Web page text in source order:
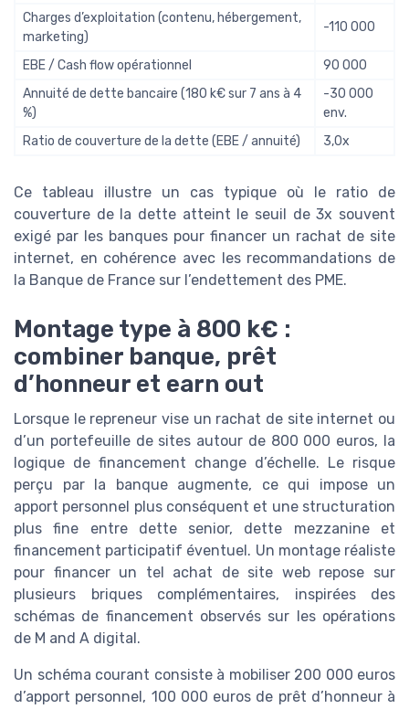
Charges d’exploitation (contenu, hébergement,
marketing)
-110 000
EBE / Cash flow opérationnel
90 000
Annuité de dette bancaire (180 k€ sur 7 ans à 4
%)
-30 000
env.
Ratio de couverture de la dette (EBE / annuité)
3,0x
Ce tableau illustre un cas typique où le ratio de
couverture de la dette atteint le seuil de 3x souvent
exigé par les banques pour financer un rachat de site
internet, en cohérence avec les recommandations de
la Banque de France sur l’endettement des PME.
Montage type à 800 k€ :
combiner banque, prêt
d’honneur et earn out
Lorsque le repreneur vise un rachat de site internet ou
d’un portefeuille de sites autour de 800 000 euros, la
logique de financement change d’échelle. Le risque
perçu par la banque augmente, ce qui impose un
apport personnel plus conséquent et une structuration
plus fine entre dette senior, dette mezzanine et
financement participatif éventuel. Un montage réaliste
pour financer un tel achat de site web repose sur
plusieurs briques complémentaires, inspirées des
schémas de financement observés sur les opérations
de M and A digital.
Un schéma courant consiste à mobiliser 200 000 euros
d’apport personnel, 100 000 euros de prêt d’honneur à